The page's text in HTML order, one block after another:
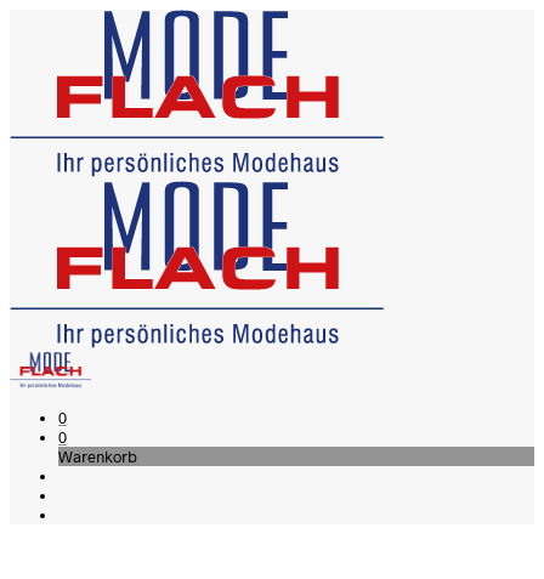
0
0
Warenkorb